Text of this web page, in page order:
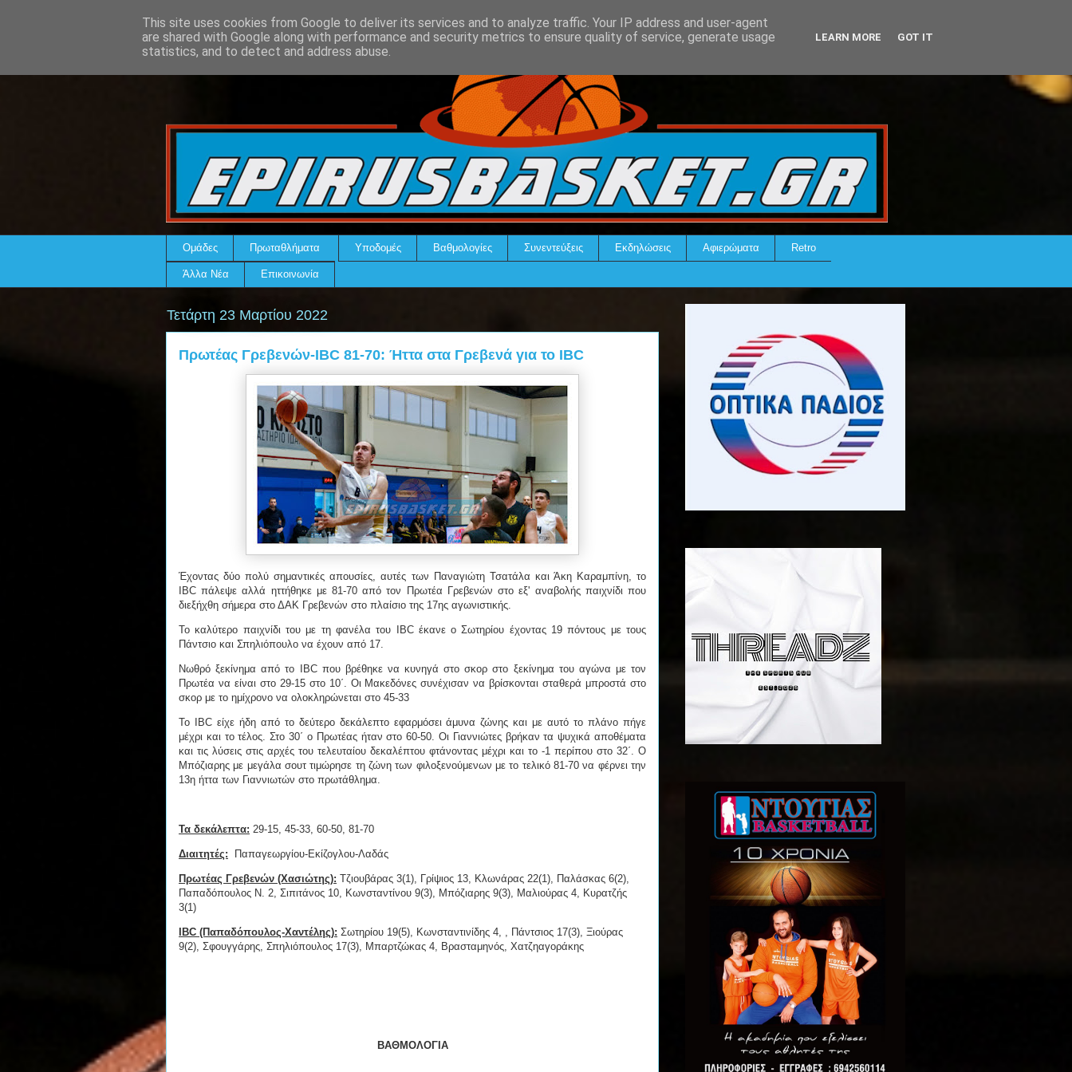
Ομάδες Πρωταθλήματα Υποδομές Βαθμολογίες Συνεντεύξεις Εκδηλώσεις Αφιερώματα Retro
Άλλα Νέα Επικοινωνία
Τετάρτη 23 Μαρτίου 2022
Πρωτέας Γρεβενών-IBC 81-70: Ήττα στα Γρεβενά για το IBC
Έχοντας δύο πολύ σημαντικές απουσίες, αυτές των Παναγιώτη Τσατάλα και Άκη Καραμπίνη, το
IBC πάλεψε αλλά ηττήθηκε με 81-70 από τον Πρωτέα Γρεβενών στο εξ' αναβολής παιχνίδι που
διεξήχθη σήμερα στο ΔΑΚ Γρεβενών στο πλαίσιο της 17ης αγωνιστικής.
Το καλύτερο παιχνίδι του με τη φανέλα του IBC έκανε ο Σωτηρίου έχοντας 19 πόντους με τους
Πάντσιο και Σπηλιόπουλο να έχουν από 17.
Νωθρό ξεκίνημα από το IBC που βρέθηκε να κυνηγά στο σκορ στο ξεκίνημα του αγώνα με τον
Πρωτέα να είναι στο 29-15 στο 10΄. Οι Μακεδόνες συνέχισαν να βρίσκονται σταθερά μπροστά στο
σκορ με το ημίχρονο να ολοκληρώνεται στο 45-33
Το IBC είχε ήδη από το δεύτερο δεκάλεπτο εφαρμόσει άμυνα ζώνης και με αυτό το πλάνο πήγε
μέχρι και το τέλος. Στο 30΄ ο Πρωτέας ήταν στο 60-50. Οι Γιαννιώτες βρήκαν τα ψυχικά αποθέματα
και τις λύσεις στις αρχές του τελευταίου δεκαλέπτου φτάνοντας μέχρι και το -1 περίπου στο 32΄. Ο
Μπόζιαρης με μεγάλα σουτ τιμώρησε τη ζώνη των φιλοξενούμενων με το τελικό 81-70 να φέρνει την
13η ήττα των Γιαννιωτών στο πρωτάθλημα.
Τα δεκάλεπτα: 29-15, 45-33, 60-50, 81-70
Διαιτητές: Παπαγεωργίου-Εκίζογλου-Λαδάς
Πρωτέας Γρεβενών (Χασιώτης): Τζιουβάρας 3(1), Γρίψιος 13, Κλωνάρας 22(1), Παλάσκας 6(2),
Παπαδόπουλος Ν. 2, Σιπιτάνος 10, Κωνσταντίνου 9(3), Μπόζιαρης 9(3), Μαλιούρας 4, Κυρατζής
3(1)
IBC (Παπαδόπουλος-Χαντέλης): Σωτηρίου 19(5), Κωνσταντινίδης 4, , Πάντσιος 17(3), Ξιούρας
9(2), Σφουγγάρης, Σπηλιόπουλος 17(3), Μπαρτζώκας 4, Βρασταμηνός, Χατζηαγοράκης
ΒΑΘΜΟΛΟΓΙΑ
This site uses cookies from Google to deliver its services and to analyze traffic. Your IP address and user-agent
are shared with Google along with performance and security metrics to ensure quality of service, generate usage
statistics, and to detect and address abuse.
LEARN MORE GOT IT